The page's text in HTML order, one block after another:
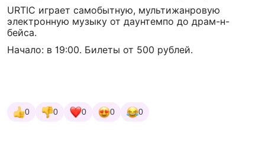
URTIC играет самобытную, мультижанровую
электронную музыку от даунтемпо до драм-н-
бейса.
Начало: в 19:00. Билеты от 500 рублей.
0 0 0 0 0